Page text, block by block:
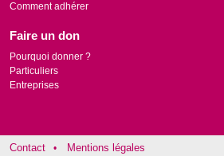
Comment adhérer
Faire un don
Pourquoi donner ?
Particuliers
Entreprises
Contact Mentions légales